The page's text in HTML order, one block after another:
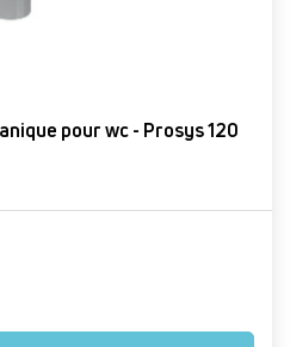
Bâti-support mural mécanique pour wc - Prosys 120